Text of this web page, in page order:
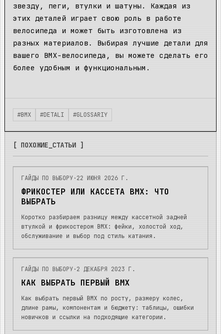
звезду, пеги, втулки и шатуны. Каждая из
этих деталей играет свою роль в работе
велосипеда и может быть изготовлена из
разных материалов. Выбирая лучшие детали для
вашего BMX-велосипеда, вы можете сделать его
более удобным и функциональным.
#BMX #DETALI #GLOSSARIY
[ ПОХОЖИЕ_СТАТЬИ ]
ГАЙДЫ ПО ВЫБОРУ·22 ИЮНЯ 2026 Г.
ФРИКОСТЕР ИЛИ КАССЕТА BMX: ЧТО
ВЫБРАТЬ
Коротко разбираем разницу между кассетной задней
втулкой и фрикостером BMX: фейки, холостой ход,
обслуживание и выбор под стиль катания.
ГАЙДЫ ПО ВЫБОРУ·2 ДЕКАБРЯ 2023 Г.
КАК ВЫБРАТЬ ПЕРВЫЙ BMX
Как выбрать первый BMX по росту, размеру колес,
длине рамы, компонентам и бюджету: таблицы, ошибки
новичков и ссылки на подходящие категории.